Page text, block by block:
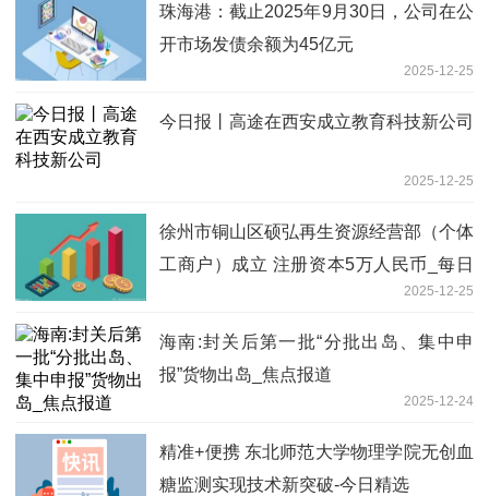
珠海港：截止2025年9月30日，公司在公
开市场发债余额为45亿元
2025-12-25
今日报丨高途在西安成立教育科技新公司
2025-12-25
徐州市铜山区硕弘再生资源经营部（个体
工商户）成立 注册资本5万人民币_每日
2025-12-25
海南:封关后第一批“分批出岛、集中申
报”货物出岛_焦点报道
2025-12-24
精准+便携 东北师范大学物理学院无创血
糖监测实现技术新突破-今日精选